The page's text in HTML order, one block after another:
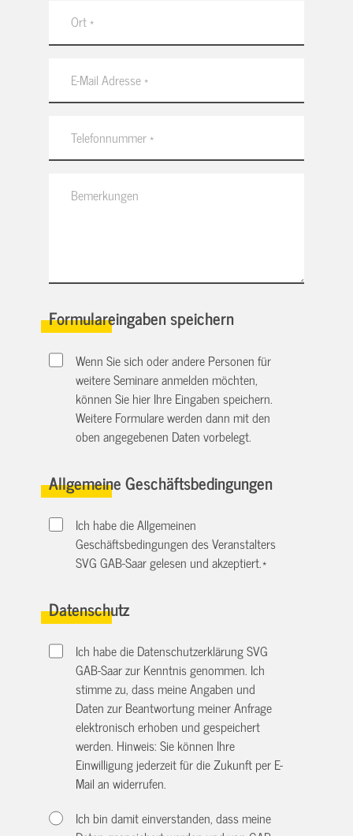
Formulareingaben speichern
Wenn Sie sich oder andere Personen für
weitere Seminare anmelden möchten,
können Sie hier Ihre Eingaben speichern.
Weitere Formulare werden dann mit den
oben angegebenen Daten vorbelegt.
Allgemeine Geschäftsbedingungen
Ich habe die Allgemeinen
Geschäftsbedingungen des Veranstalters
SVG GAB-Saar gelesen und akzeptiert.*
Datenschutz
Ich habe die Datenschutzerklärung SVG
GAB-Saar zur Kenntnis genommen. Ich
stimme zu, dass meine Angaben und
Daten zur Beantwortung meiner Anfrage
elektronisch erhoben und gespeichert
werden. Hinweis: Sie können Ihre
Einwilligung jederzeit für die Zukunft per E-
Mail anwiderrufen.
Ich bin damit einverstanden, dass meine